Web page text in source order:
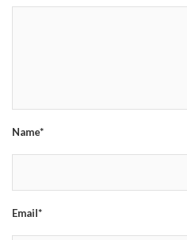
Name*
Email*